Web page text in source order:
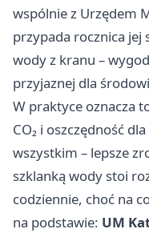
wspólnie z Urzędem
przypada rocznica jej
wody z kranu –
przyjaznej dla
W praktyce oznacza
CO₂ i oszczędność
wszystkim – lepsze
szklanką wody stoi
codziennie, choć na
na podstawie: UM